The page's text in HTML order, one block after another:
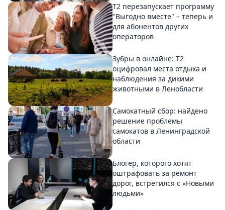
Т2 перезапускает программу
"Выгодно вместе" – теперь и
для абонентов других
операторов
Зубры в онлайне: Т2
оцифровал места отдыха и
наблюдения за дикими
животными в Ленобласти
Самокатный сбор: найдено
решение проблемы
самокатов в Ленинградской
области
Блогер, которого хотят
оштрафовать за ремонт
дорог, встретился с «Новыми
людьми»